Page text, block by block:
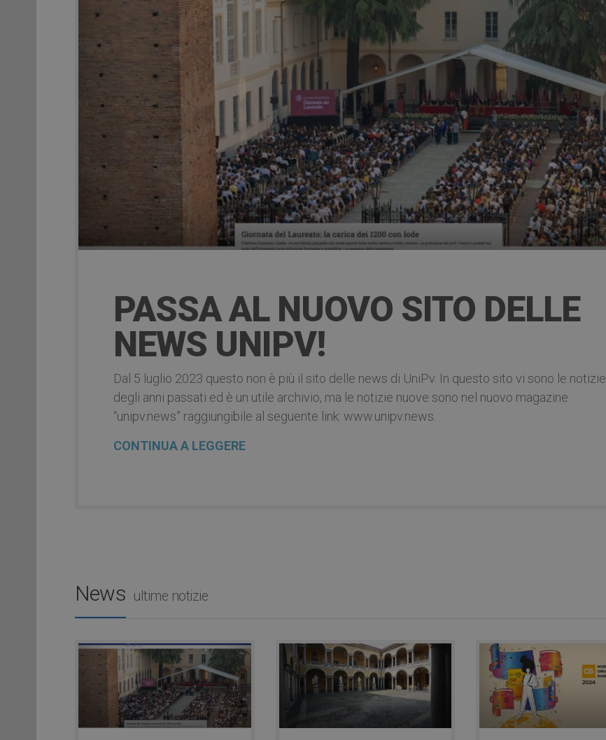
PASSA AL NUOVO SITO DELLE
NEWS UNIPV!
Dal 5 luglio 2023 questo non è più il sito delle news di UniPv. In questo sito vi sono le notizie
degli anni passati ed è un utile archivio, ma le notizie nuove sono nel nuovo magazine
“unipv.news” raggiungibile al seguente link: www.unipv.news.
CONTINUA A LEGGERE
News ultime notizie